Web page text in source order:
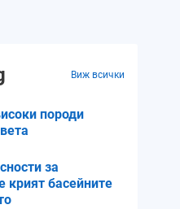
Виж всички
породи
за
крият басейните